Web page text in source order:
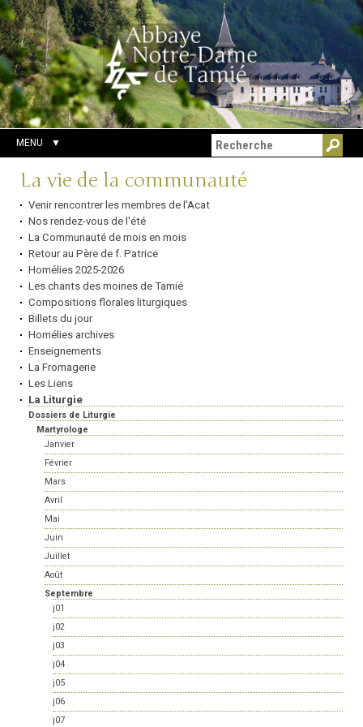
Aller
au
contenu.
|
Aller
à
la
navigation
Outils
personnels
Chercher par
Recherche
avancée…
MENU
Navigation
La vie de la communauté
Venir rencontrer les membres de l'Acat
Nos rendez-vous de l'été
La Communauté de mois en mois
Retour au Père de f. Patrice
Homélies 2025-2026
Les chants des moines de Tamié
Compositions florales liturgiques
Billets du jour
Homélies archives
Enseignements
La Fromagerie
Les Liens
La Liturgie
Dossiers de Liturgie
Martyrologe
Janvier
Février
Mars
Avril
Mai
Juin
Juillet
Août
Septembre
j01
j02
j03
j04
j05
j06
j07